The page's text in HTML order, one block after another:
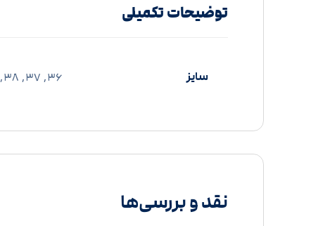
توضیحات تکمیلی
سایز 36, 37, 38, 39, 40
نقد و بررسی‌ها